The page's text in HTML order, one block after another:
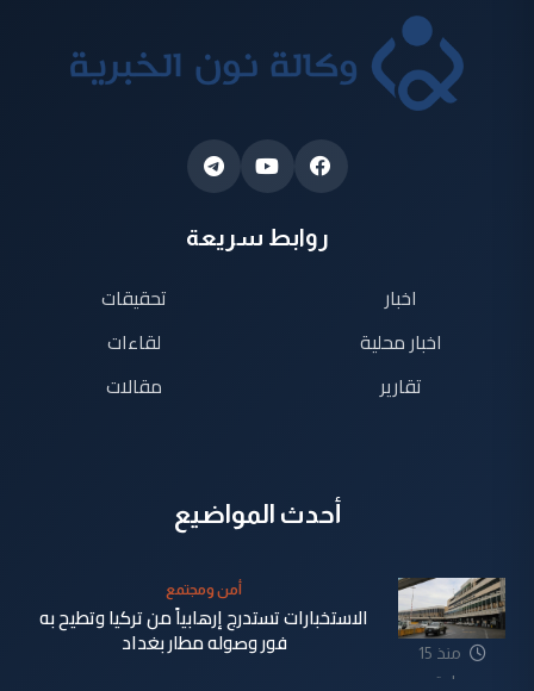
روابط سريعة
اخبار
اخبار محلية
تقارير
تحقيقات
لقاءات
مقالات
أحدث المواضيع
منذ 15
ساعة
أمن ومجتمع
الاستخبارات تستدرج إرهابياً من تركيا وتطيح به
فور وصوله مطار بغداد